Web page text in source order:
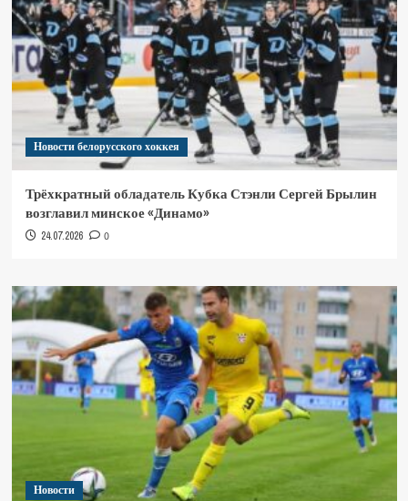
Новости белорусского хоккея
Трёхкратный обладатель Кубка Стэнли Сергей Брылин
возглавил минское «Динамо»
24.07.2026 0
Новости